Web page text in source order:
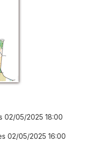
02/05/2025 18:00
02/05/2025 16:00